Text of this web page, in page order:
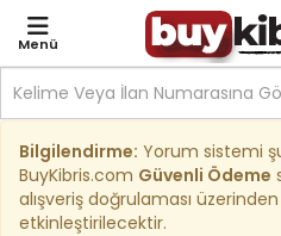
Menü
Kıbrıs İlan
Bilgilendirme: Yorum sistemi
BuyKibris.com Güvenli Ödeme
alışveriş doğrulaması
etkinleştirilecektir.